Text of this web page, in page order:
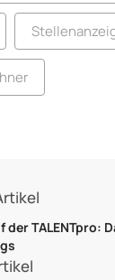
TALENTpro: